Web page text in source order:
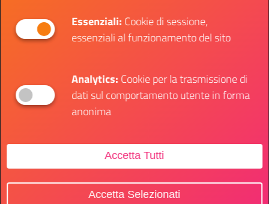
Essenziali:Cookie di sessione,
essenziali al funzionamento del sito
Analytics:Cookie per la trasmissione di
dati sul comportamento utente in forma
anonima
Accetta Tutti
Accetta Selezionati